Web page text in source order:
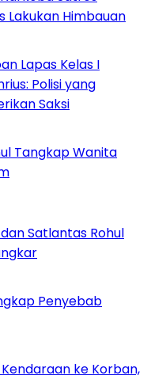
Lakukan Himbauan
Lapas Kelas I
Polisi yang
Saksi
Tangkap Wanita
Satlantas Rohul
Penyebab
ke Korban,